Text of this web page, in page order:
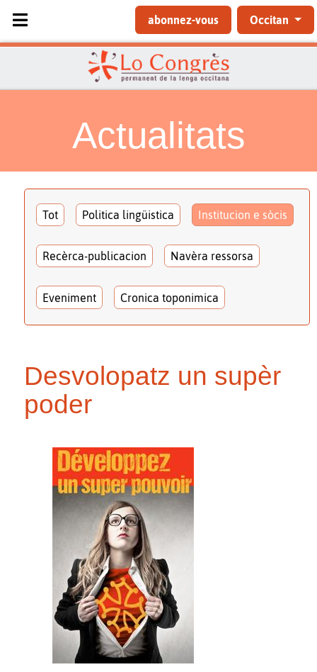
Sélectionnez votre langue
abonnez-vous Occitan
Actualitats
Tot Politica lingüistica Institucion e sòcis
Recèrca-publicacion Navèra ressorsa
Eveniment Cronica toponimica
Desvolopatz un supèr
poder